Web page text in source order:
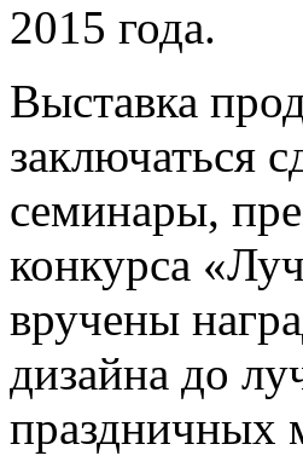
2015 года.
Выставка
заключаться
семинары,
конкурса
вручены
дизайна до
праздничных